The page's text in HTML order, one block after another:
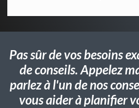
Pas sûr de vos besoins
de conseils. Appelez
parlez à l'un de nos
vous aider à planifier